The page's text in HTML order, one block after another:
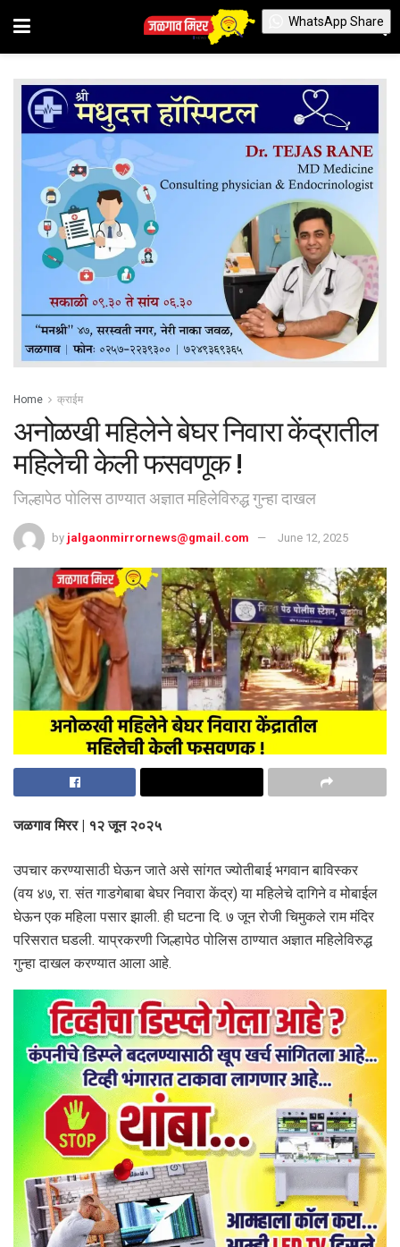
Home क्राईम
अनोळखी महिलेने बेघर निवारा केंद्रातील
महिलेची केली फसवणूक !
जिल्हापेठ पोलिस ठाण्यात अज्ञात महिलेविरुद्ध गुन्हा दाखल
by jalgaonmirrornews@gmail.com June 12, 2025
जळगाव मिरर | १२ जून २०२५
उपचार करण्यासाठी घेऊन जाते असे सांगत ज्योतीबाई भगवान बाविस्कर
(वय ४७, रा. संत गाडगेबाबा बेघर निवारा केंद्र) या महिलेचे दागिने व मोबाईल
घेऊन एक महिला पसार झाली. ही घटना दि. ७ जून रोजी चिमुकले राम मंदिर
परिसरात घडली. याप्रकरणी जिल्हापेठ पोलिस ठाण्यात अज्ञात महिलेविरुद्ध
गुन्हा दाखल करण्यात आला आहे.
WhatsApp Share